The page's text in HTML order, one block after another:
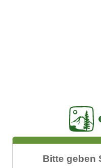
Bitte geben